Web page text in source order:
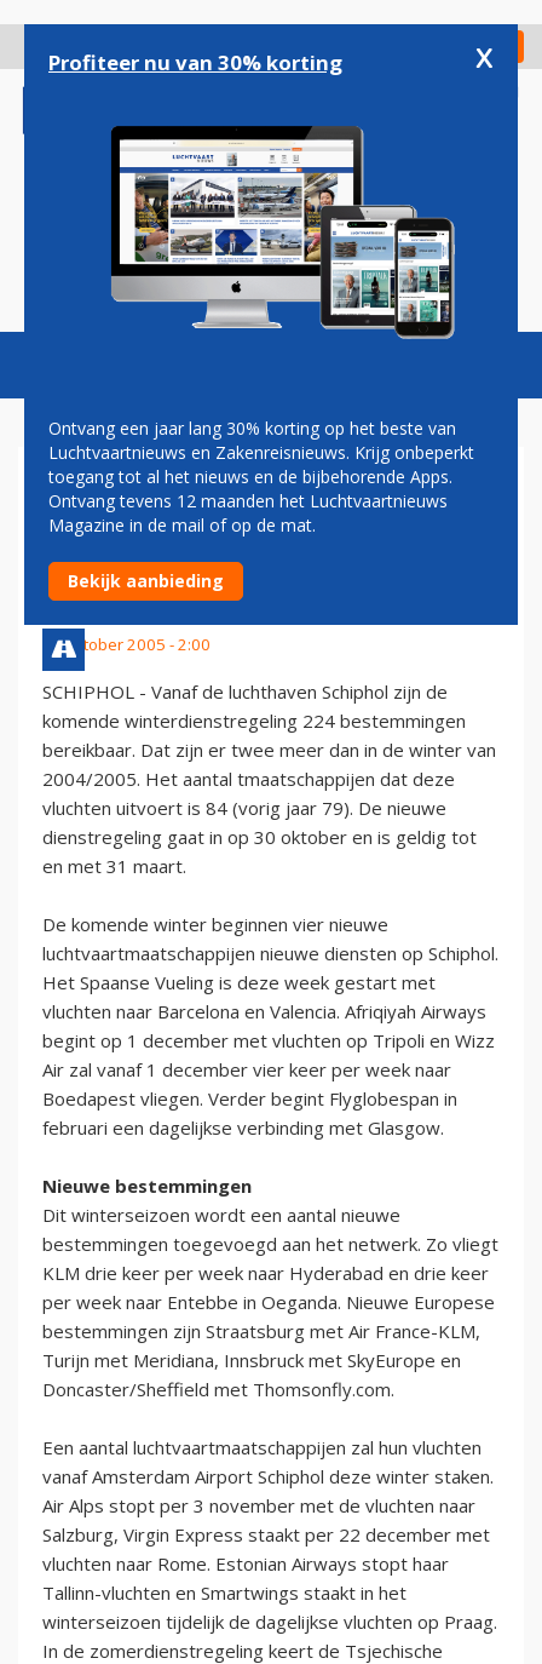
gaan
Check in
Magazine Podcasts Vacatures
DEZE WINTER TWEE EXTRA
BESTEMMINGEN VANAF
SCHIPHOL
28 oktober 2005 - 2:00
SCHIPHOL - Vanaf de luchthaven Schiphol zijn de
komende winterdienstregeling 224 bestemmingen
bereikbaar. Dat zijn er twee meer dan in de winter van
2004/2005. Het aantal tmaatschappijen dat deze
vluchten uitvoert is 84 (vorig jaar 79). De nieuwe
dienstregeling gaat in op 30 oktober en is geldig tot
en met 31 maart.
De komende winter beginnen vier nieuwe
luchtvaartmaatschappijen nieuwe diensten op Schiphol.
Het Spaanse Vueling is deze week gestart met
vluchten naar Barcelona en Valencia. Afriqiyah Airways
begint op 1 december met vluchten op Tripoli en Wizz
Air zal vanaf 1 december vier keer per week naar
Boedapest vliegen. Verder begint Flyglobespan in
februari een dagelijkse verbinding met Glasgow.
Nieuwe bestemmingen
Dit winterseizoen wordt een aantal nieuwe
bestemmingen toegevoegd aan het netwerk. Zo vliegt
KLM drie keer per week naar Hyderabad en drie keer
per week naar Entebbe in Oeganda. Nieuwe Europese
bestemmingen zijn Straatsburg met Air France-KLM,
Turijn met Meridiana, Innsbruck met SkyEurope en
Doncaster/Sheffield met Thomsonfly.com.
Een aantal luchtvaartmaatschappijen zal hun vluchten
vanaf Amsterdam Airport Schiphol deze winter staken.
Air Alps stopt per 3 november met de vluchten naar
Salzburg, Virgin Express staakt per 22 december met
vluchten naar Rome. Estonian Airways stopt haar
Tallinn-vluchten en Smartwings staakt in het
winterseizoen tijdelijk de dagelijkse vluchten op Praag.
In de zomerdienstregeling keert de Tsjechische
Profiteer nu van 30% korting x
Ontvang een jaar lang 30% korting op het beste van
Luchtvaartnieuws en Zakenreisnieuws. Krijg onbeperkt
toegang tot al het nieuws en de bijbehorende Apps.
Ontvang tevens 12 maanden het Luchtvaartnieuws
Magazine in de mail of op de mat.
Bekijk aanbieding